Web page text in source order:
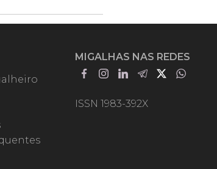
MIGALHAS NAS REDES
ISSN 1983-392X